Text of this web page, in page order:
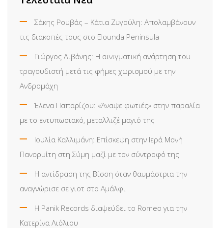
Σάκης Ρουβάς – Κάτια Ζυγούλη: Απολαμβάνουν
τις διακοπές τους στο Elounda Peninsula
Γιώργος Λιβάνης: Η αινιγματική ανάρτηση του
τραγουδιστή μετά τις φήμες χωρισμού με την
Ανδρομάχη
Έλενα Παπαρίζου: «Άναψε φωτιές» στην παραλία
με το εντυπωσιακό, μεταλλιζέ μαγιό της
Ιουλία Καλλιμάνη: Επίσκεψη στην Ιερά Μονή
Πανορμίτη στη Σύμη μαζί με τον σύντροφό της
Η αντίδραση της Βίσση όταν θαυμάστρια την
αναγνώρισε σε γιοτ στο Αμάλφι
Η Panik Records διαψεύδει το Romeo για την
Κατερίνα Λιόλιου